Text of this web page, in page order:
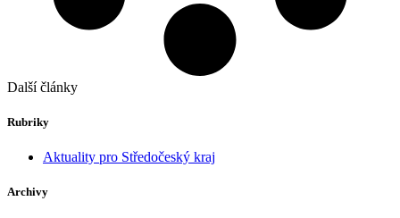
Další články
Rubriky
Aktuality pro Středočeský kraj
Archivy